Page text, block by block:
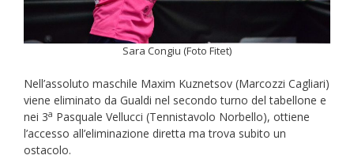
Sara Congiu (Foto Fitet)
Nell’assoluto maschile Maxim Kuznetsov (Marcozzi Cagliari)
viene eliminato da Gualdi nel secondo turno del tabellone e
nei 3a Pasquale Vellucci (Tennistavolo Norbello), ottiene
l’accesso all’eliminazione diretta ma trova subito un
ostacolo.